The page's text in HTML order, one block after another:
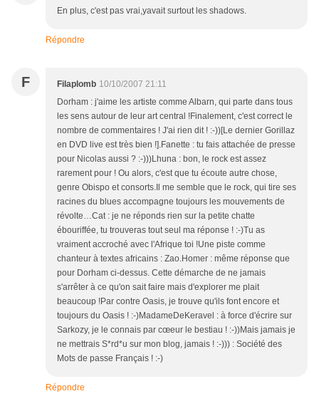
En plus, c'est pas vrai,yavait surtout les shadows.
Répondre
F Filaplomb 10/10/2007 21:11
Dorham : j'aime les artiste comme Albarn, qui parte dans tous
les sens autour de leur art central !Finalement, c'est correct le
nombre de commentaires ! J'ai rien dit ! :-))[Le dernier Gorillaz
en DVD live est très bien !].Fanette : tu fais attachée de presse
pour Nicolas aussi ? :-)))Lhuna : bon, le rock est assez
rarement pour ! Ou alors, c'est que tu écoute autre chose,
genre Obispo et consorts.Il me semble que le rock, qui tire ses
racines du blues accompagne toujours les mouvements de
révolte…Cat : je ne réponds rien sur la petite chatte
ébouriffée, tu trouveras tout seul ma réponse ! :-)Tu as
vraiment accroché avec l'Afrique toi !Une piste comme
chanteur à textes africains : Zao.Homer : même réponse que
pour Dorham ci-dessus. Cette démarche de ne jamais
s'arrêter à ce qu'on sait faire mais d'explorer me plait
beaucoup !Par contre Oasis, je trouve qu'ils font encore et
toujours du Oasis ! :-)MadameDeKeravel : à force d'écrire sur
Sarkozy, je le connais par cœeur le bestiau ! :-))Mais jamais je
ne mettrais S*rd*u sur mon blog, jamais ! :-))) : Société des
Mots de passe Français ! :-)
Répondre